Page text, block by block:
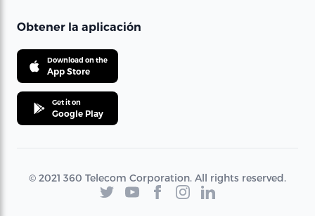
Obtener la aplicación
Download on the
App Store
Get it on
Google Play
© 2021 360 Telecom Corporation. All rights reserved.